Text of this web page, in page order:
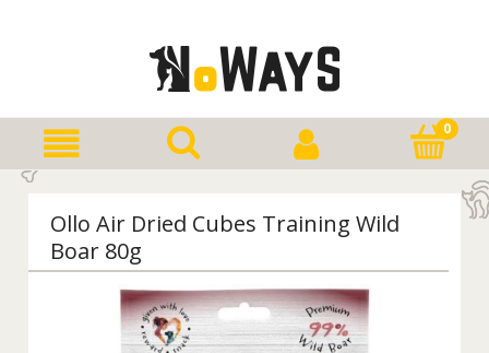
Ollo Air Dried Cubes Training Wild
Boar 80g